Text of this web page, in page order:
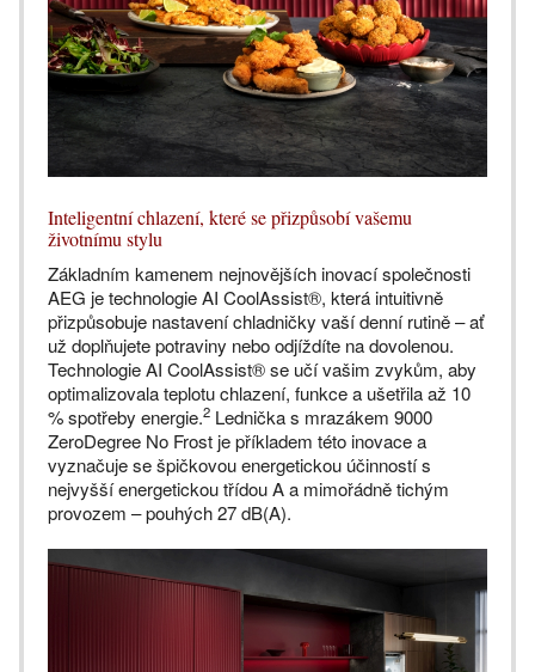
Inteligentní chlazení, které se přizpůsobí vašemu
životnímu stylu
Základním kamenem nejnovějších inovací společnosti
AEG je technologie AI CoolAssist®, která intuitivně
přizpůsobuje nastavení chladničky vaší denní rutině – ať
už doplňujete potraviny nebo odjíždíte na dovolenou.
Technologie AI CoolAssist® se učí vašim zvykům, aby
optimalizovala teplotu chlazení, funkce a ušetřila až 10
% spotřeby energie.2 Lednička s mrazákem 9000
ZeroDegree No Frost je příkladem této inovace a
vyznačuje se špičkovou energetickou účinností s
nejvyšší energetickou třídou A a mimořádně tichým
provozem – pouhých 27 dB(A).